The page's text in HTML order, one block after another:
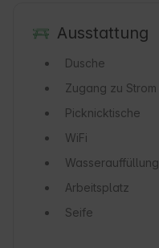
Ausstattung
Dusche
Zugang zu Strom
Picknicktische
WiFi
Wasserauffüllung
Arbeitsplatz
Seife